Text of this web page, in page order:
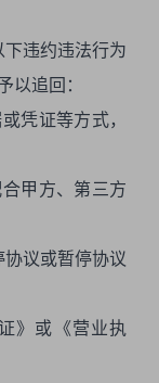
违约违法行为
以追回：
凭证等方式，
甲方、第三方
协议或暂停协议
》或《营业执